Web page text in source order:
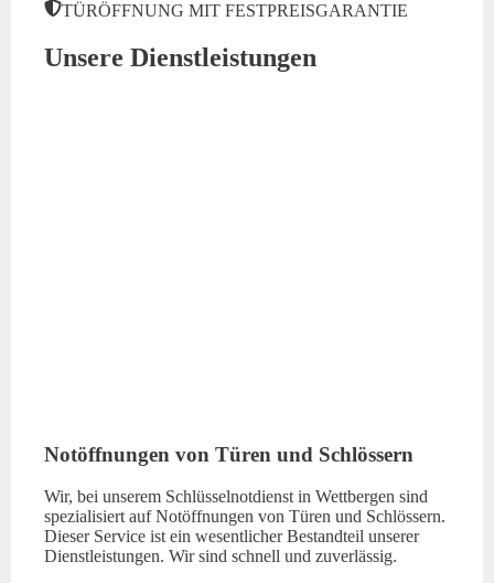
TÜRÖFFNUNG MIT FESTPREISGARANTIE
Unsere Dienstleistungen
Notöffnungen von Türen und Schlössern
Wir, bei unserem Schlüsselnotdienst in Wettbergen sind
spezialisiert auf Notöffnungen von Türen und Schlössern.
Dieser Service ist ein wesentlicher Bestandteil unserer
Dienstleistungen. Wir sind schnell und zuverlässig.